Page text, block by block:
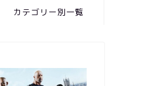
カテゴリー別一覧